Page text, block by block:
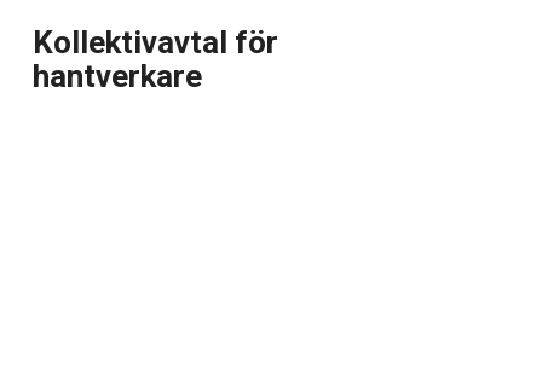
Kollektivavtal för
hantverkare